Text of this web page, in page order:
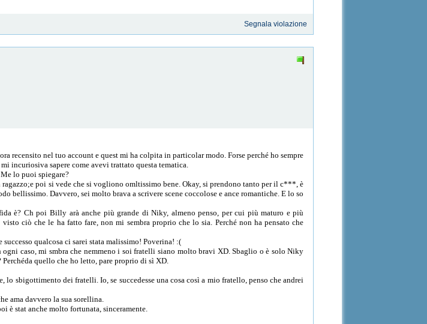
Segnala violazione
recensito nel tuo account e quest mi ha colpita in particolar modo. Forse perché ho sempre
incuriosiva sapere come avevi trattato questa tematica.
lo puoi spiegare?
poi si vede che si vogliono omltissimo bene. Okay, si prendono tanto per il c***, è
bellissimo. Davvero, sei molto brava a scrivere scene coccolose e ance romantiche. E lo so
è? Ch poi Billy arà anche più grande di Niky, almeno penso, per cui più maturo e più
ciò che le ha fatto fare, non mi sembra proprio che lo sia. Perché non ha pensato che
qualcosa ci sarei stata malissimo! Poverina! :(
caso, mi smbra che nemmeno i soi fratelli siano molto bravi XD. Sbaglio o è solo Niky
quello che ho letto, pare proprio di sì XD.
sbigottimento dei fratelli. Io, se succedesse una cosa così a mio fratello, penso che andrei
ama davvero la sua sorellina.
è stat anche molto fortunata, sinceramente.